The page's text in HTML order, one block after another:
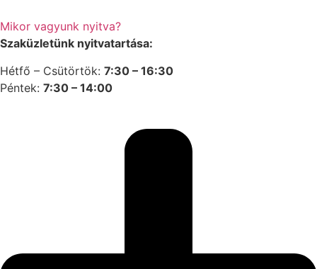
Mikor vagyunk nyitva?
Szaküzletünk nyitvatartása:
Hétfő – Csütörtök: 7:30 – 16:30
Péntek: 7:30 – 14:00